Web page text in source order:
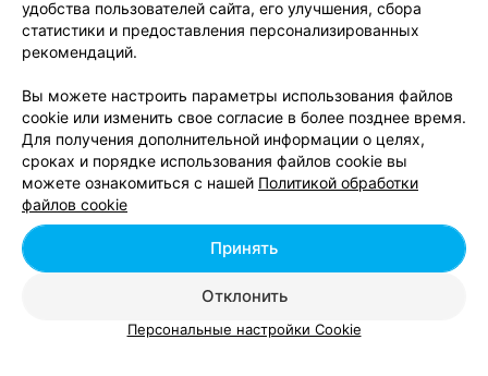
СЕТЬ МАГАЗИНОВ
Мила
Солигорск, ул. Козлова, 19 до 20:00
Отзывы103 Все адреса
Ещё 2 адреса
удобства пользователей сайта, его улучшения, сбора
статистики и предоставления персонализированных
рекомендаций.
Вы можете настроить параметры использования файлов
cookie или изменить свое согласие в более позднее время.
Для получения дополнительной информации о целях,
сроках и порядке использования файлов cookie вы
можете ознакомиться с нашей Политикой обработки
файлов cookie
Отклонить
Принять
Персональные настройки Cookie